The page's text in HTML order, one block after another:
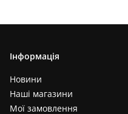
Інформація
Новини
Наші магазини
Мої замовлення